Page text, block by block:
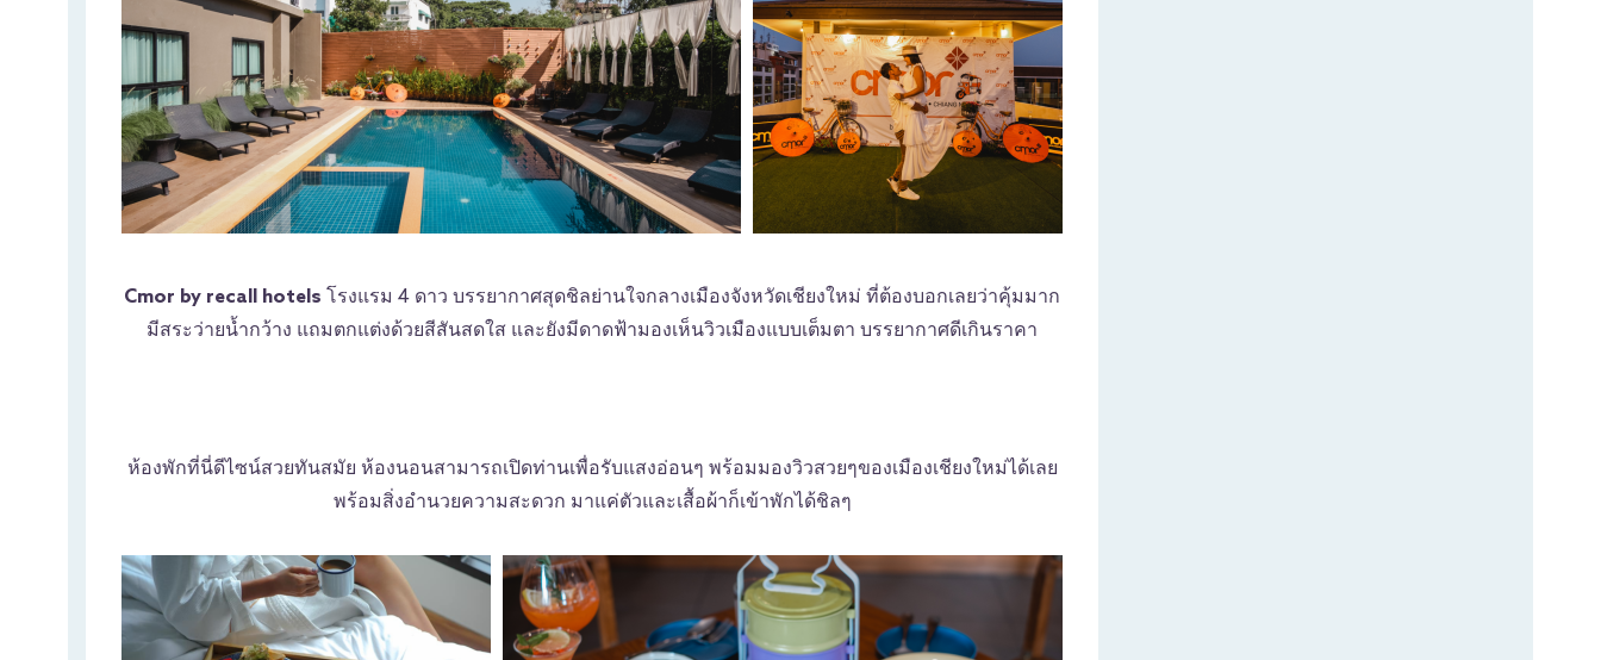
Cmor by recall hotels โรงแรม 4 ดาว บรรยากาศสุดชิลย่านใจกลางเมืองจังหวัดเชียงใหม่ ที่ต้องบอกเลยว่าคุ้มมาก
มีสระว่ายน้ำกว้าง แถมตกแต่งด้วยสีสันสดใส และยังมีดาดฟ้ามองเห็นวิวเมืองแบบเต็มตา บรรยากาศดีเกินราคา
ห้องพักที่นี่ดีไซน์สวยทันสมัย ห้องนอนสามารถเปิดท่านเพื่อรับแสงอ่อนๆ พร้อมมองวิวสวยๆของเมืองเชียงใหม่ได้เลย
พร้อมสิ่งอำนวยความสะดวก มาแค่ตัวและเสื้อผ้าก็เข้าพักได้ชิลๆ